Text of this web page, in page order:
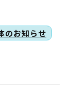
のお知らせ